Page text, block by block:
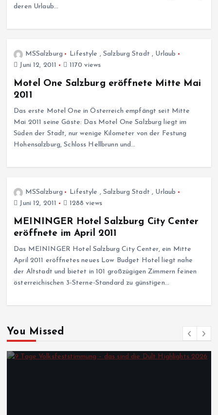
deren Urlaub…
MSSalzburg Lifestyle , Salzburg Stadt , Urlaub
Juni 12, 2011
1170 views
Motel One Salzburg eröffnete Mitte Mai
2011
Das erste Motel One in Österreich empfängt seit Mitte
Mai 2011 seine Gäste: Das Motel One Salzburg liegt im
Süden der Stadt, nur wenige Kilometer von der Festung
Hohensalzburg, Schloss Hellbrunn und…
MSSalzburg Lifestyle , Salzburg Stadt , Urlaub
Juni 12, 2011
1288 views
MEININGER Hotel Salzburg City Center
eröffnete im April 2011
Das MEININGER Hotel Salzburg City Center, ein Mitte
April 2011 eröffnetes neues Low Budget Hotel liegt nahe
der Altstadt und bietet in 101 großzügigen Zimmern feinen
österreichischen 3-Sterne-Standard zu günstigen…
You Missed